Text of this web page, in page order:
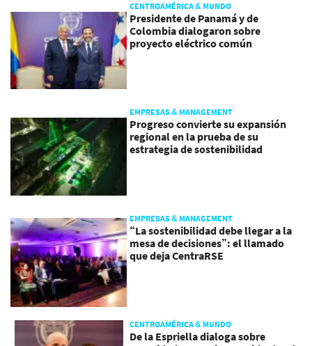
CENTROAMÉRICA & MUNDO
Presidente de Panamá y de
Colombia dialogaron sobre
proyecto eléctrico común
EMPRESAS & MANAGEMENT
Progreso convierte su expansión
regional en la prueba de su
estrategia de sostenibilidad
EMPRESAS & MANAGEMENT
“La sostenibilidad debe llegar a la
mesa de decisiones”: el llamado
que deja CentraRSE
CENTROAMÉRICA & MUNDO
De la Espriella dialoga sobre